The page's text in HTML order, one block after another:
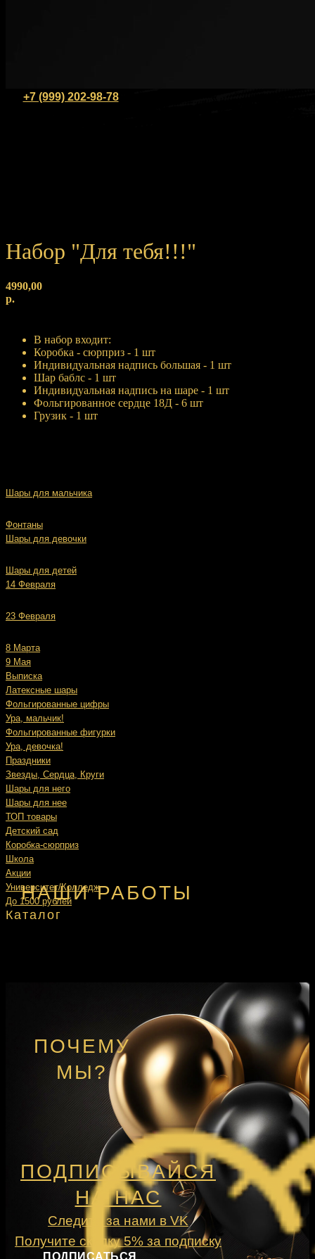
+7 (999) 202-98-78
Шары для мальчика
Фонтаны
Шары для девочки
Шары для детей
14 Февраля
23 Февраля
8 Марта
9 Мая
Выписка
Латексные шары
Фольгированные цифры
Ура, мальчик!
Фольгированные фигурки
Ура, девочка!
Праздники
Звезды, Сердца, Круги
Шары для него
Шары для нее
ТОП товары
Детский сад
Коробка-сюрприз
Школа
Акции
Университет/Колледж
До 1500 рублей
Каталог
Набор "Для тебя!!!"
4990,00
р.
В набор входит:
Коробка - сюрприз - 1 шт
Индивидуальная надпись большая - 1 шт
Шар баблс - 1 шт
Индивидуальная надпись на шаре - 1 шт
Фольгированное сердце 18Д - 6 шт
Грузик - 1 шт
ПОЧЕМУ
МЫ?
НАШИ РАБОТЫ
ПОДПИСЫВАЙСЯ
НА НАС
Следите за нами в VK
Получите скидку 5% за подписку
ПОДПИСАТЬСЯ